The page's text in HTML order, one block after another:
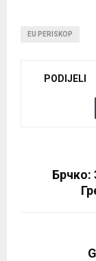
EU PERISKOP
PODIJELI
Брчко: